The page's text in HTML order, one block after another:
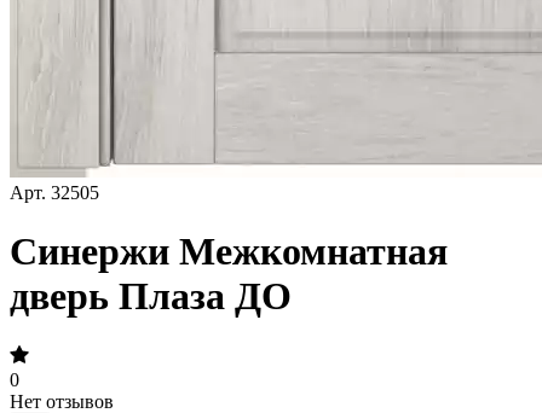
Арт. 32505
Синержи Межкомнатная
дверь Плаза ДО
0
Нет отзывов